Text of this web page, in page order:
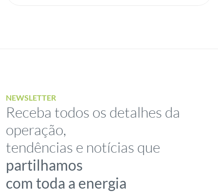
NEWSLETTER
Receba todos os detalhes da
operação,
tendências e notícias que
partilhamos
com toda a energia